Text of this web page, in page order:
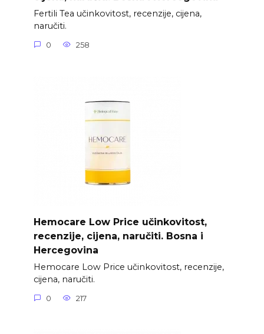
Fertili Tea učinkovitost, recenzije, cijena,
naručiti.
0 258
Hemocare Low Price učinkovitost,
recenzije, cijena, naručiti. Bosna i
Hercegovina
Hemocare Low Price učinkovitost, recenzije,
cijena, naručiti.
0 217